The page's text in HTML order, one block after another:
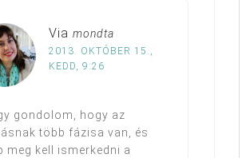
Via mondta
2013. OKTÓBER 15.,
KEDD, 9:26
gondolom, hogy az
több fázisa van, és
meg kell ismerkedni a